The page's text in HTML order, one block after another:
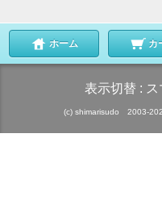
ホーム カ
表示切替 :
(c) shimarisudo 2003-